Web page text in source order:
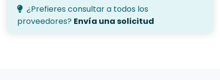
¿Prefieres consultar a todos los
proveedores? Envía una solicitud